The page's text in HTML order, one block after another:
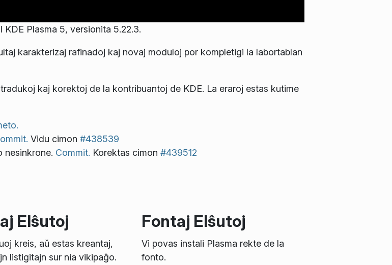
Plasma 5, versionita 5.22.3.
karakterizaj rafinadoj kaj novaj moduloj por kompletigi la labortablan
kaj korektoj de la kontribuantoj de KDE. La eraroj estas kutime
Vidu cimon #438539
nesinkrone. Commit. Korektas cimon #439512
Elŝutoj
kreis, aŭ estas kreantaj,
listigitajn sur nia vikipaĝo.
Fontaj Elŝutoj
Vi povas instali Plasma rekte de la
fonto.